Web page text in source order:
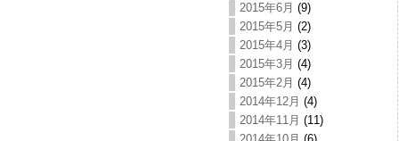
2015年6月 (9)
2015年5月 (2)
2015年4月 (3)
2015年3月 (4)
2015年2月 (4)
2014年12月 (4)
2014年11月 (11)